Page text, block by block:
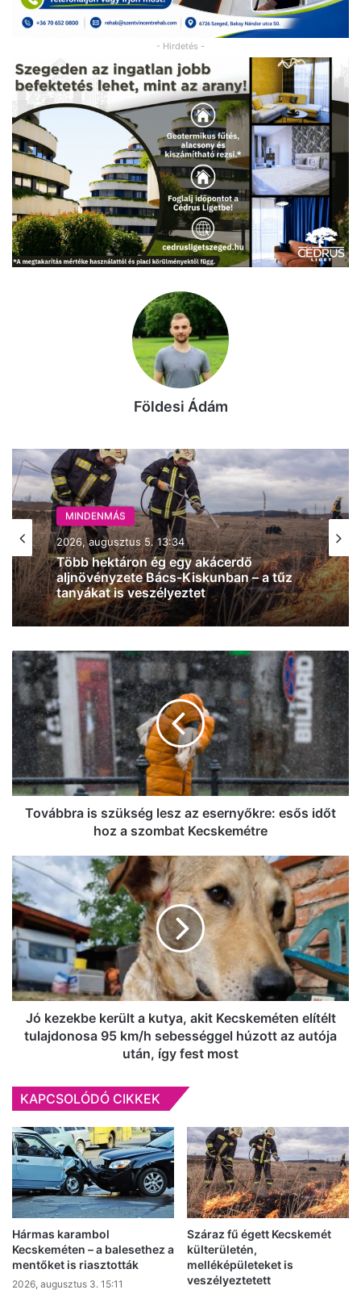
- Hirdetés -
Földesi Ádám
MINDENMÁS
2026, augusztus 5. 13:34
Több hektáron ég egy akácerdő
aljnövényzete Bács-Kiskunban – a tűz
tanyákat is veszélyeztet
MINDENMÁS
2026, augusztus 5. 11:18
Tűz ütött ki egy kiskunfélegyházi
melléképületben, mesterlövészt is
hívtak a helyszínre
Továbbra
is
szükség
lesz
az
esernyőkre:
esős
időt
hoz
Továbbra is szükség lesz az esernyőkre: esős időt
hoz a szombat Kecskemétre
Jó
kezekbe
került
a
kutya,
akit
Kecskeméten
elítélt
tulajdonosa
km/h
autója
így
fest
most
Jó kezekbe került a kutya, akit Kecskeméten elítélt
tulajdonosa 95 km/h sebességgel húzott az autója
után, így fest most
KAPCSOLÓDÓ CIKKEK
Hármas karambol
Kecskeméten – a balesethez a
mentőket is riasztották
2026, augusztus 3. 15:11
Száraz fű égett Kecskemét
külterületén,
melléképületeket is
veszélyeztetett